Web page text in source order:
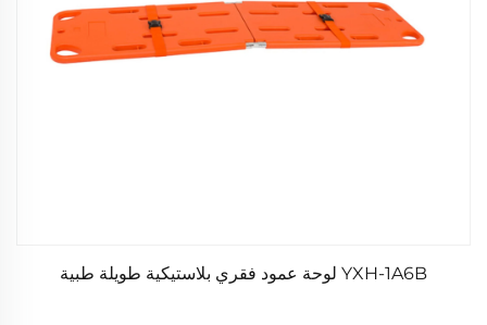
YXH-1A6B لوحة عمود فقري بلاستيكية طويلة طبية